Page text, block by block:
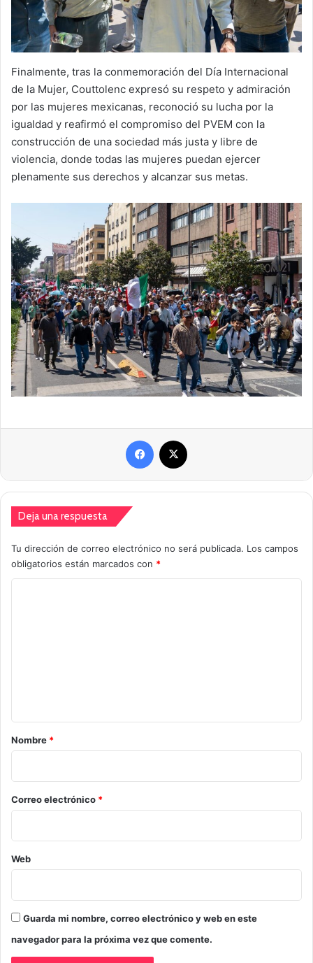
Finalmente, tras la conmemoración del Día Internacional
de la Mujer, Couttolenc expresó su respeto y admiración
por las mujeres mexicanas, reconoció su lucha por la
igualdad y reafirmó el compromiso del PVEM con la
construcción de una sociedad más justa y libre de
violencia, donde todas las mujeres puedan ejercer
plenamente sus derechos y alcanzar sus metas.
Facebook
Deja una respuesta
Tu dirección de correo electrónico no será publicada. Los campos
obligatorios están marcados con *
r
o
*
Nombre *
Correo electrónico *
Web
Guarda mi nombre, correo electrónico y web en este
navegador para la próxima vez que comente.